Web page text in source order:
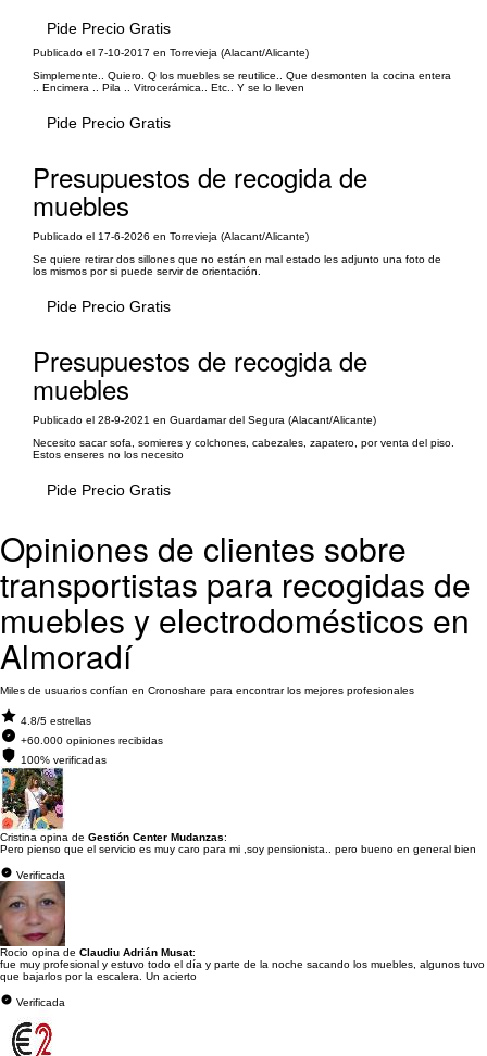
Pide Precio Gratis
Publicado el 7-10-2017 en Torrevieja (Alacant/Alicante)
Simplemente.. Quiero. Q los muebles se reutilice.. Que desmonten la cocina entera
.. Encimera .. Pila .. Vitrocerámica.. Etc.. Y se lo lleven
Pide Precio Gratis
Presupuestos de recogida de
muebles
Publicado el 17-6-2026 en Torrevieja (Alacant/Alicante)
Se quiere retirar dos sillones que no están en mal estado les adjunto una foto de
los mismos por si puede servir de orientación.
Pide Precio Gratis
Presupuestos de recogida de
muebles
Publicado el 28-9-2021 en Guardamar del Segura (Alacant/Alicante)
Necesito sacar sofa, somieres y colchones, cabezales, zapatero, por venta del piso.
Estos enseres no los necesito
Pide Precio Gratis
Opiniones de clientes sobre
transportistas para recogidas de
muebles y electrodomésticos en
Almoradí
Miles de usuarios confían en Cronoshare para encontrar los mejores profesionales
4.8/5 estrellas
+60.000 opiniones recibidas
100% verificadas
Cristina opina de Gestión Center Mudanzas:
Pero pienso que el servicio es muy caro para mi ,soy pensionista.. pero bueno en general bien
Verificada
Rocio opina de Claudiu Adrián Musat:
fue muy profesional y estuvo todo el día y parte de la noche sacando los muebles, algunos tuvo
que bajarlos por la escalera. Un acierto
Verificada